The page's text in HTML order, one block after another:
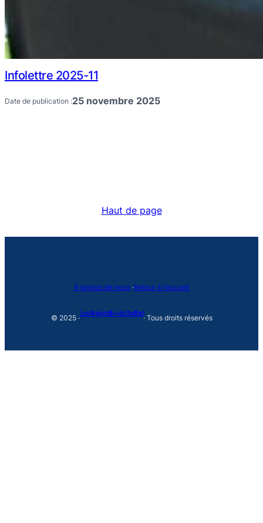
Infolettre 2025-11
Date de publication :25 novembre 2025
Haut de page
À propos de nous·Retour à l’accueil
© 2025 ·
Les Aînés Actifs + de Shefford
· Tous droits réservés